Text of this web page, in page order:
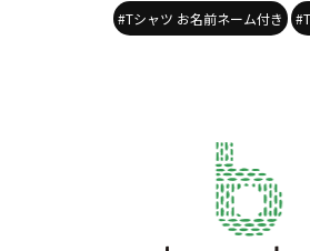
#Tシャツ お名前ネーム付き